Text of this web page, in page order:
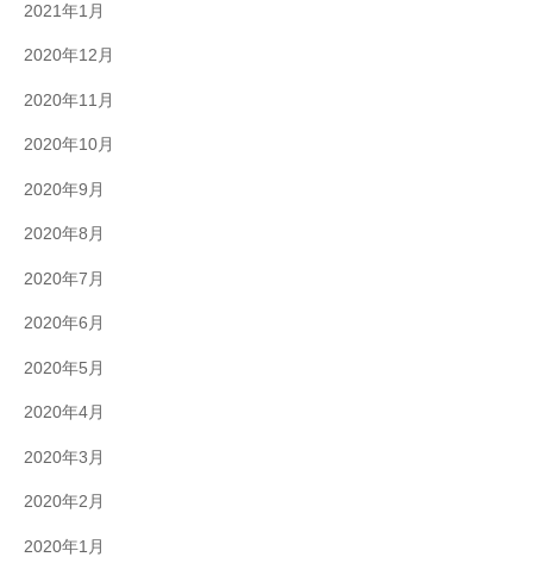
2021年1月
2020年12月
2020年11月
2020年10月
2020年9月
2020年8月
2020年7月
2020年6月
2020年5月
2020年4月
2020年3月
2020年2月
2020年1月